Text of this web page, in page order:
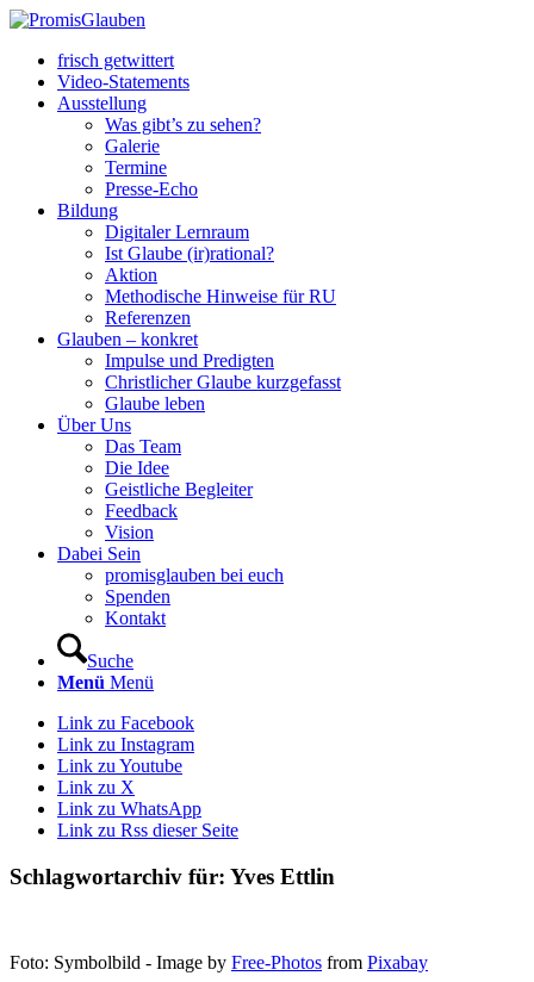
frisch getwittert
Video-Statements
Ausstellung
Was gibt’s zu sehen?
Galerie
Termine
Presse-Echo
Bildung
Digitaler Lernraum
Ist Glaube (ir)rational?
Aktion
Methodische Hinweise für RU
Referenzen
Glauben – konkret
Impulse und Predigten
Christlicher Glaube kurzgefasst
Glaube leben
Über Uns
Das Team
Die Idee
Geistliche Begleiter
Feedback
Vision
Dabei Sein
promisglauben bei euch
Spenden
Kontakt
Suche
Menü Menü
Link zu Facebook
Link zu Instagram
Link zu Youtube
Link zu X
Link zu WhatsApp
Link zu Rss dieser Seite
Schlagwortarchiv für: Yves Ettlin
Foto: Symbolbild - Image by Free-Photos from Pixabay